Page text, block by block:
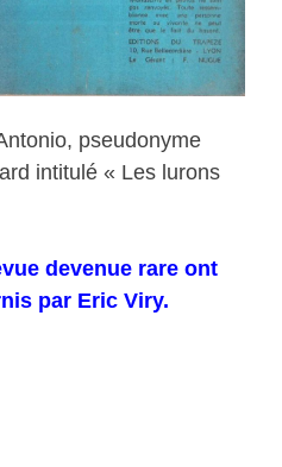
pseudonyme
intitulé « Les lurons
devenue rare ont
par Eric Viry.